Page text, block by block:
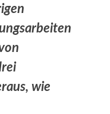
wie